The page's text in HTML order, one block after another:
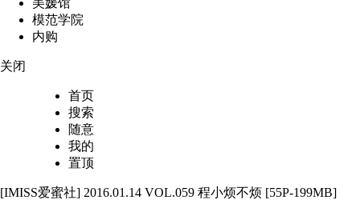
美媛馆
模范学院
内购
关闭
首页
搜索
随意
我的
置顶
[IMISS爱蜜社] 2016.01.14 VOL.059 程小烦不烦 [55P-199MB]